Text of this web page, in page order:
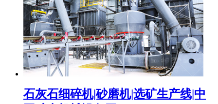
石灰石细碎机|砂磨机|选矿生产线|中